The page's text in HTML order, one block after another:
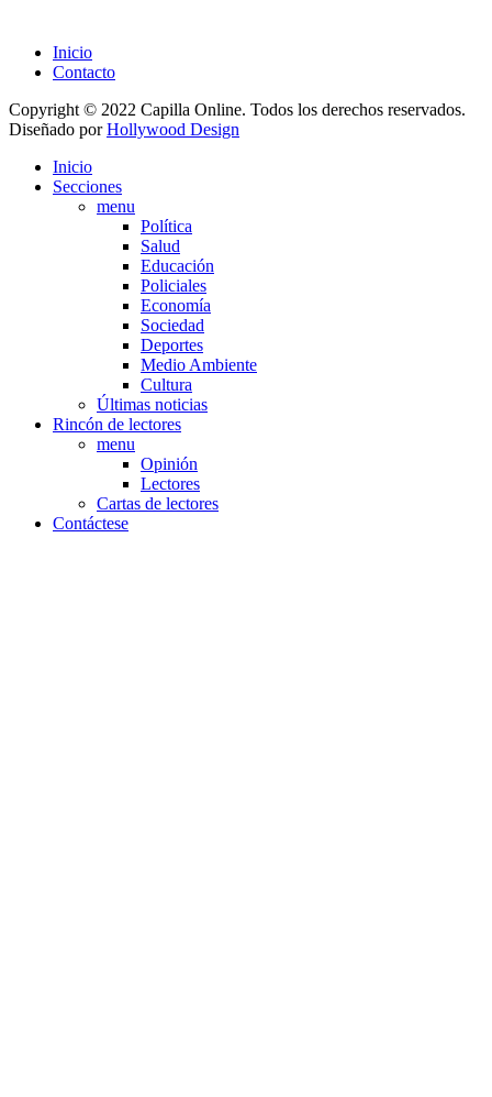
Inicio
Contacto
Copyright © 2022 Capilla Online. Todos los derechos reservados.
Diseñado porHollywood Design
Inicio
Secciones
menu
Política
Salud
Educación
Policiales
Economía
Sociedad
Deportes
Medio Ambiente
Cultura
Últimas noticias
Rincón de lectores
menu
Opinión
Lectores
Cartas de lectores
Contáctese